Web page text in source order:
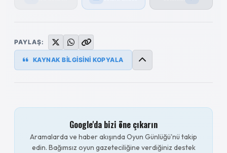
PAYLAŞ:
KAYNAK BİLGİSİNİ KOPYALA
Google'da bizi öne çıkarın
Aramalarda ve haber akışında Oyun Günlüğü'nü takip
edin. Bağımsız oyun gazeteciliğine verdiğiniz destek